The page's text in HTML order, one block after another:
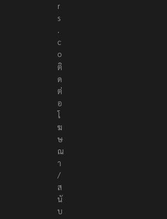
r
s
.
c
o
ติ
ด
ต่
อ
โ
ฆ
ษ
ณ
า
/
ส
นั
บ